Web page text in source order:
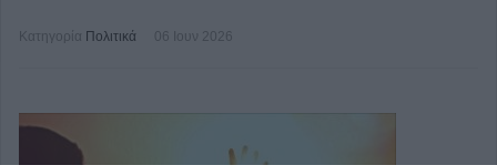
Κατηγορία Πολιτικά 06 Ιουν 2026